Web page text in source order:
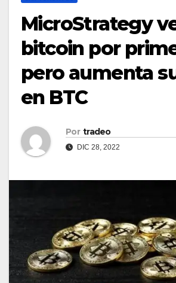
MicroStrategy
bitcoin por
pero aumenta
en BTC
Por tradeo
DIC 28, 2022